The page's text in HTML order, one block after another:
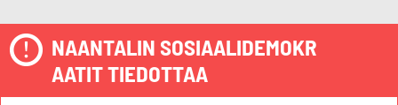
NAANTALIN SOSIAALIDEMOKR
AATIT TIEDOTTAA